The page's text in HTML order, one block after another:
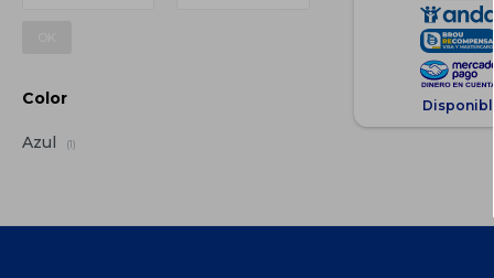
Color
Azul (1)